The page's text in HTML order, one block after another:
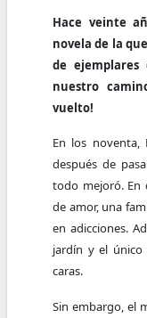
Hace veinte
novela de la
de
nuestro
vuelto!
En los noventa,
después de
todo mejoró. En
de amor, una
en adicciones.
jardín y el único
caras.
Sin embargo, el